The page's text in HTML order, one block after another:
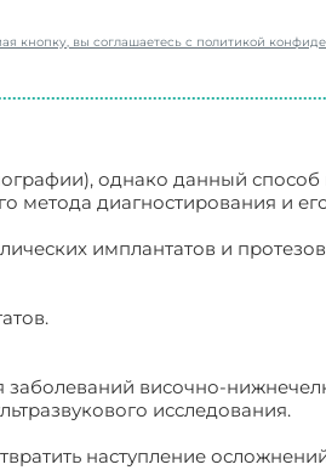
кнопку, вы соглашаетесь с политикой
однако данный способ
диагностирования и
имплантатов и
височно-
исследования.
наступление